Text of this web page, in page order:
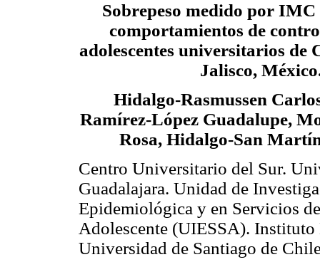
Sobrepeso medido por
comportamientos de
adolescentes universitarios de
Jalisco,
Hidalgo-Rasmussen
Ramírez-López Guadalupe,
Rosa, Hidalgo-San
Centro Universitario del Sur.
Guadalajara. Unidad de
Epidemiológica y en Servicios
Adolescente (UIESSA).
Universidad de Santiago de